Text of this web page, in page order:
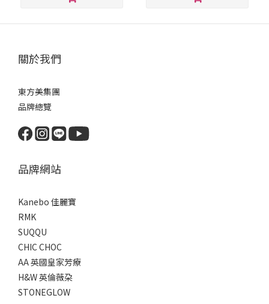
關於我們
東方美集團
品牌總覽
品牌網站
Kanebo 佳麗寶
RMK
SUQQU
CHIC CHOC
AA 英國皇家芳療
H&W 英倫薇朶
STONEGLOW